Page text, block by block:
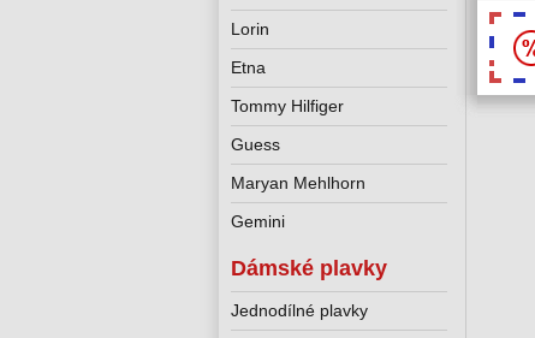
Lorin
Etna
Tommy Hilfiger
Guess
Maryan Mehlhorn
Gemini
Dámské plavky
Jednodílné plavky